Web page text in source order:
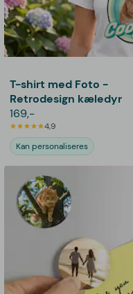
T-shirt med Foto -
Retrodesign kæledyr
169,-
4,9
Kan personaliseres